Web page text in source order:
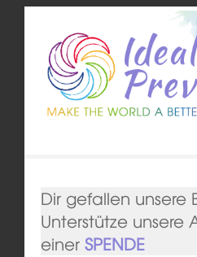
Dir gefallen unsere
Unterstütze unsere
einer SPENDE